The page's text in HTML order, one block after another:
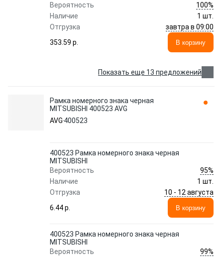
Вероятность
100%
Наличие
1 шт.
Отгрузка
завтра в 09:00
353.59 p.
В корзину
Показать еще 13 предложений
Рамка номерного знака черная
MITSUBISHI 400523 AVG
AVG 400523
400523 Рамка номерного знака черная
MITSUBISHI
Вероятность
95%
Наличие
1 шт.
Отгрузка
10 - 12 августа
6.44 p.
В корзину
400523 Рамка номерного знака черная
MITSUBISHI
Вероятность
99%